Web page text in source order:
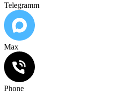
Telegramm
Max
Phone